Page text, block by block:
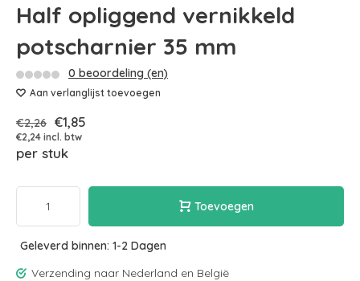
Half opliggend vernikkeld
potscharnier 35 mm
0 beoordeling (en)
Aan verlanglijst toevoegen
€2,26 €1,85
€2,24 incl. btw
per stuk
Toevoegen
Geleverd binnen: 1-2 Dagen
Verzending naar Nederland en België